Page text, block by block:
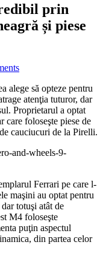
prin
și piese
alege să opteze pentru
atenţia tuturor, dar
Proprietarul a optat
care foloseşte piese de
cauciucuri de la Pirelli.
Ferrari pe care l-
maşini au optat pentru
totuşi atât de
M4 foloseşte
puţin aspectul
din partea celor